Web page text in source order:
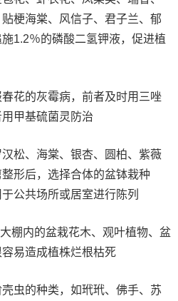
梗海棠、风信子、君子兰、郁
1.2％的磷酸二氢钾液，促进植
花的灰霉病，前者及时用三唑
甲基硫菌灵防治
松、海棠、银杏、圆柏、紫薇
形后，选择合体的盆钵栽种
公共场所或居室进行陈列
棚内的盆栽花木、观叶植物、盆
易造成植株烂根枯死
虫的种类，如玳玳、佛手、苏